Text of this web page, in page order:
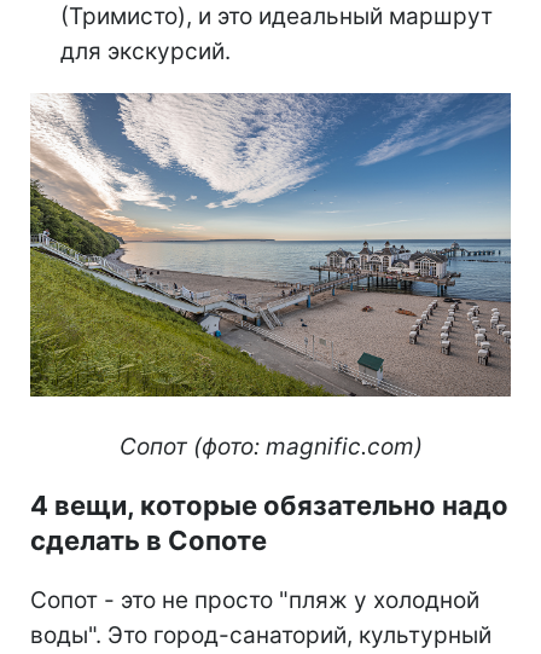
(Тримисто), и это идеальный маршрут
для экскурсий.
Сопот (фото: magnific.com)
4 вещи, которые обязательно надо
сделать в Сопоте
Сопот - это не просто "пляж у холодной
воды". Это город-санаторий, культурный